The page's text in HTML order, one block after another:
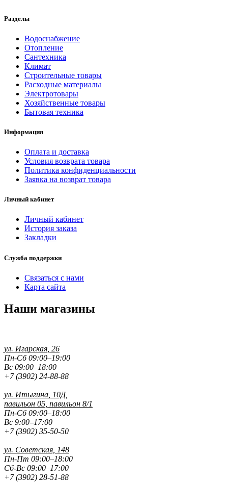
Разделы
Водоснабжение
Отопление
Сантехника
Климат
Строительные товары
Расходные материалы
Электротовары
Хозяйственные товары
Бытовая техника
Информация
Оплата и доставка
Условия возврата товара
Политика конфиденциальности
Заявка на возврат товара
Личный кабинет
Личный кабинет
История заказа
Закладки
Служба поддержки
Связаться с нами
Карта сайта
Наши магазины
ул. Игарская, 26
Пн-Сб 09:00–19:00
Вс 09:00–18:00
+7 (3902) 24-88-88
ул. Итыгина, 10Д,
павильон 05, павильон 8/1
Пн-Сб 09:00–18:00
Вс 9:00–17:00
+7 (3902) 35-50-50
ул. Советская, 148
Пн-Пт 09:00–18:00
Сб-Вс 09:00–17:00
+7 (3902) 28-51-88